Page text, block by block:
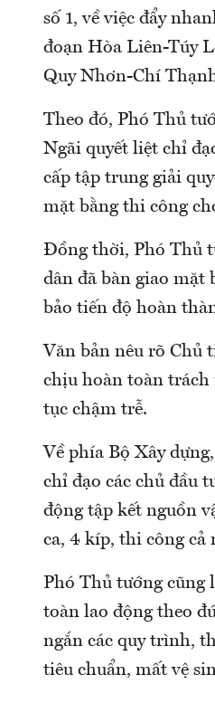
số 1, về việc đẩy
đoạn Hòa Liên-Túy
Quy Nhơn-Chí
Theo đó, Phó Thủ
Ngãi quyết liệt chỉ
cấp tập trung giải
mặt bằng thi công
Đồng thời, Phó Thủ
dân đã bàn giao mặt
bảo tiến độ hoàn
Văn bản nêu rõ Chủ
chịu hoàn toàn
tục chậm trễ.
Về phía Bộ Xây
chỉ đạo các chủ đầu
động tập kết nguồn
ca, 4 kíp, thi công cả
Phó Thủ tướng cũng
toàn lao động theo
ngắn các quy trình,
tiêu chuẩn, mất vệ